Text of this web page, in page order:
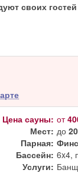
своих
Цена сауны: от
Мест: до20
Парная:
Бассейн: 6x4,
Услуги: